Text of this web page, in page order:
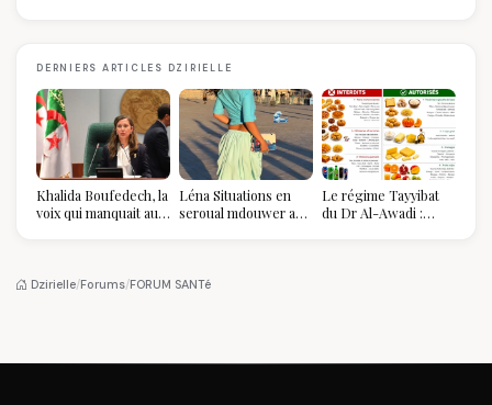
DERNIERS ARTICLES DZIRIELLE
Khalida Boufedech, la
voix qui manquait au
Léna Situations en
seroual mdouwer au
pièce mode de l'été
Le régime Tayyibat
du Dr Al-Awadi :
Dzirielle/Forums/FORUM SANTé